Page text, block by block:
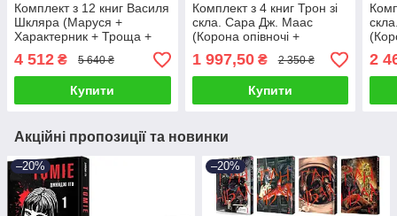
Комплект з 12 книг Василя
Шкляра (Маруся +
Характерник + Троща +
Ключ + Чорний ворон.
Залишенець та ін)
4 512 ₴ 5 640 ₴
Купити
Комплект з 4 книг Трон зі
скла. Сара Дж. Маас
(Корона опівночі +
Спадкоємиця вогню +
Королева тіней та ін)
1 997,50₴ 2 350 ₴
Купити
2
Акційні пропозиції та новинки
–20% –20%